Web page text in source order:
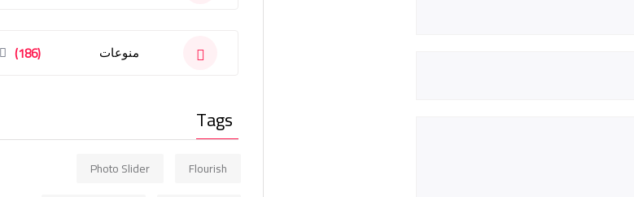
منوعات (186)
Tags
Flourish
Photo Slider